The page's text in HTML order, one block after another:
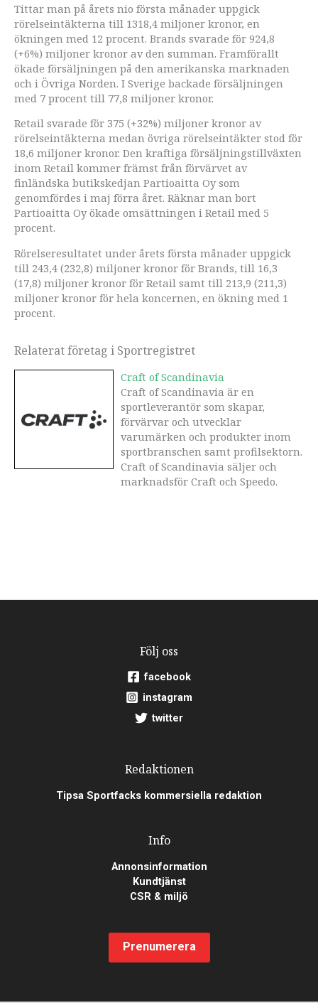
Tittar man på årets nio första månader uppgick
rörelseintäkterna till 1318,4 miljoner kronor, en
ökningen med 12 procent. Brands svarade för 924,8
(+6%) miljoner kronor av den summan. Framförallt
ökade försäljningen på den amerikanska marknaden
och i Övriga Norden. I Sverige backade försäljningen
med 7 procent till 77,8 miljoner kronor.
Retail svarade för 375 (+32%) miljoner kronor av
rörelseintäkterna medan övriga rörelseintäkter stod för
18,6 miljoner kronor. Den kraftiga försäljningstillväxten
inom Retail kommer främst från förvärvet av
finländska butikskedjan Partioaitta Oy som
genomfördes i maj förra året. Räknar man bort
Partioaitta Oy ökade omsättningen i Retail med 5
procent.
Rörelseresultatet under årets första månader uppgick
till 243,4 (232,8) miljoner kronor för Brands, till 16,3
(17,8) miljoner kronor för Retail samt till 213,9 (211,3)
miljoner kronor för hela koncernen, en ökning med 1
procent.
Relaterat företag i Sportregistret
Craft of Scandinavia
Craft of Scandinavia är en
sportleverantör som skapar,
förvärvar och utvecklar
varumärken och produkter inom
sportbranschen samt profilsektorn.
Craft of Scandinavia säljer och
marknadsför Craft och Speedo.
Följ oss
facebook
instagram
twitter
Redaktionen
Tipsa Sportfacks kommersiella redaktion
Info
Annonsinformation
Kundtjänst
CSR & miljö
Prenumerera